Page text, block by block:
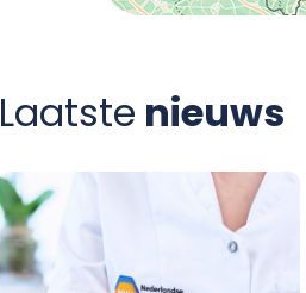
Laatste nieuws